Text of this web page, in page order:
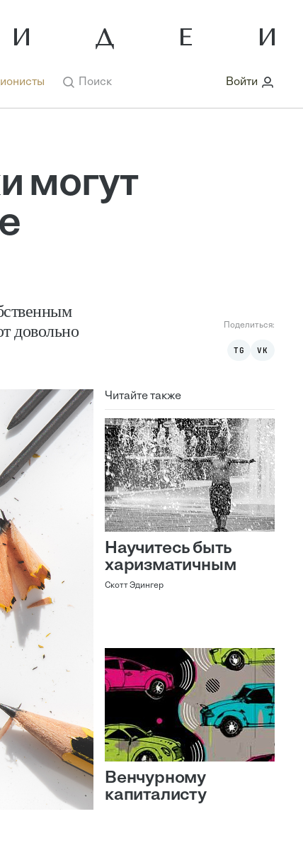
Поиск Войти
могут
довольно
Поделиться:
TG VK
Читайте также
Научитесь быть
харизматичным
Скотт Эдингер
Венчурному
капиталисту